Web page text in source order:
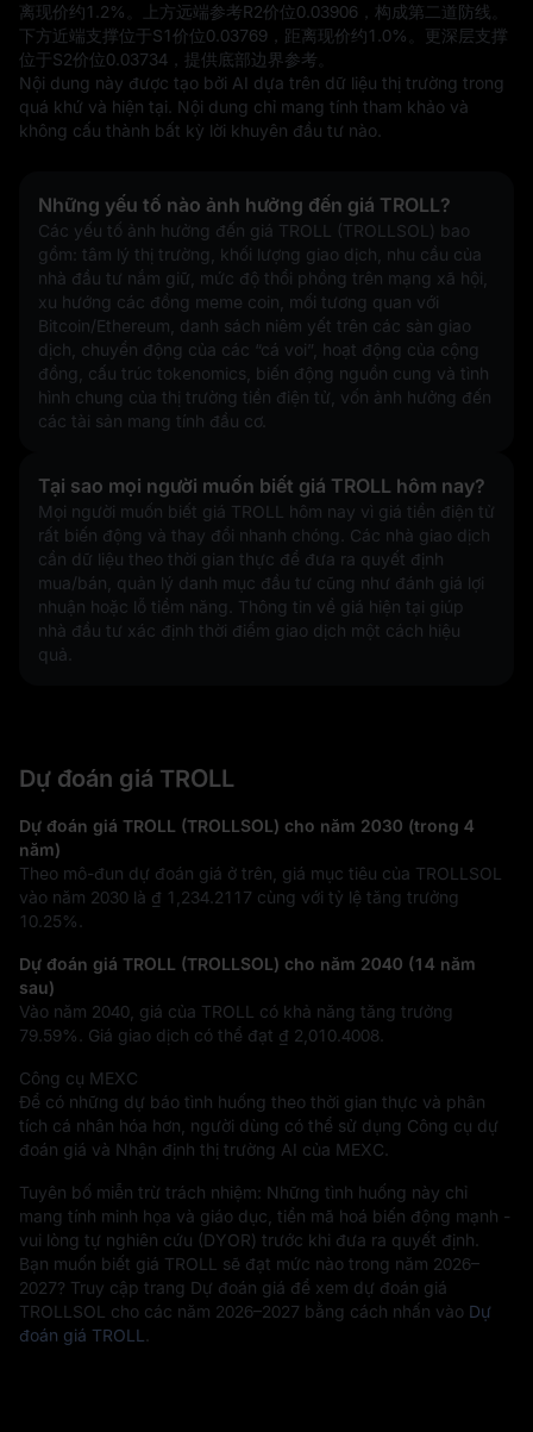
离现价约1.2%。上方远端参考R2价位0.03906，构成第二道防线。
下方近端支撑位于S1价位0.03769，距离现价约1.0%。更深层支撑
位于S2价位0.03734，提供底部边界参考。
Nội dung này được tạo bởi AI dựa trên dữ liệu thị trường trong
quá khứ và hiện tại. Nội dung chỉ mang tính tham khảo và
không cấu thành bất kỳ lời khuyên đầu tư nào.
Những yếu tố nào ảnh hưởng đến giá TROLL?
Các yếu tố ảnh hưởng đến giá TROLL (TROLLSOL) bao
gồm: tâm lý thị trường, khối lượng giao dịch, nhu cầu của
nhà đầu tư nắm giữ, mức độ thổi phồng trên mạng xã hội,
xu hướng các đồng meme coin, mối tương quan với
Bitcoin/Ethereum, danh sách niêm yết trên các sàn giao
dịch, chuyển động của các “cá voi”, hoạt động của cộng
đồng, cấu trúc tokenomics, biến động nguồn cung và tình
hình chung của thị trường tiền điện tử, vốn ảnh hưởng đến
các tài sản mang tính đầu cơ.
Tại sao mọi người muốn biết giá TROLL hôm nay?
Mọi người muốn biết giá TROLL hôm nay vì giá tiền điện tử
rất biến động và thay đổi nhanh chóng. Các nhà giao dịch
cần dữ liệu theo thời gian thực để đưa ra quyết định
mua/bán, quản lý danh mục đầu tư cũng như đánh giá lợi
nhuận hoặc lỗ tiềm năng. Thông tin về giá hiện tại giúp
nhà đầu tư xác định thời điểm giao dịch một cách hiệu
quả.
Dự đoán giá TROLL
Dự đoán giá TROLL (TROLLSOL) cho năm 2030 (trong 4
năm)
Theo mô-đun dự đoán giá ở trên, giá mục tiêu của TROLLSOL
vào năm 2030 là ₫ 1,234.2117 cùng với tỷ lệ tăng trưởng
10.25%
Dự đoán giá TROLL (TROLLSOL) cho năm 2040 (14 năm
sau)
Vào năm 2040, giá của TROLL có khả năng tăng trưởng
79.59%
. Giá giao dịch có thể đạt ₫ 2,010.4008
Công cụ MEXC
Để có những dự báo tình huống theo thời gian thực và phân
tích cá nhân hóa hơn, người dùng có thể sử dụng Công cụ dự
đoán giá và Nhận định thị trường AI của MEXC.
Tuyên bố miễn trừ trách nhiệm: Những tình huống này chỉ
mang tính minh họa và giáo dục, tiền mã hoá biến động mạnh -
vui lòng tự nghiên cứu (DYOR) trước khi đưa ra quyết định.
Bạn muốn biết giá TROLL sẽ đạt mức nào trong năm 2026–
2027? Truy cập trang Dự đoán giá để xem dự đoán giá
TROLLSOL cho các năm 2026–2027 bằng cách nhấn vào Dự
đoán giá TROLL